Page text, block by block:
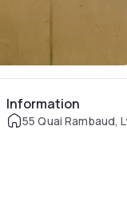
Information
55 Quai Rambaud,